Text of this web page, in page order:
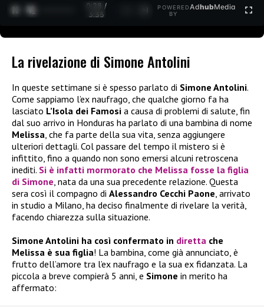
0:30 /
3:35
POWERED
BY
AdhubMedia
La rivelazione di Simone Antolini
In queste settimane si è spesso parlato di Simone Antolini.
Come sappiamo l’ex naufrago, che qualche giorno fa ha
lasciato L’Isola dei Famosi a causa di problemi di salute, fin
dal suo arrivo in Honduras ha parlato di una bambina di nome
Melissa, che fa parte della sua vita, senza aggiungere
ulteriori dettagli. Col passare del tempo il mistero si è
infittito, fino a quando non sono emersi alcuni retroscena
inediti. Si è infatti mormorato che Melissa fosse la figlia
di Simone, nata da una sua precedente relazione. Questa
sera così il compagno di Alessandro Cecchi Paone, arrivato
in studio a Milano, ha deciso finalmente di rivelare la verità,
facendo chiarezza sulla situazione.
Simone Antolini ha così confermato in diretta che
Melissa è sua figlia! La bambina, come già annunciato, è
frutto dell’amore tra l’ex naufrago e la sua ex fidanzata. La
piccola a breve compierà 5 anni, e Simone in merito ha
affermato: